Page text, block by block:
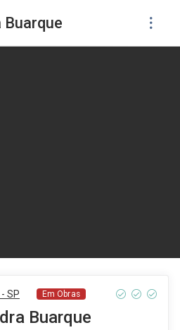
Buarque
SP Em Obras
Buarque